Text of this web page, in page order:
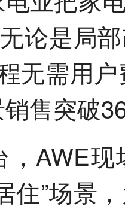
论是局
无需用
售突破
，AWE
住”场景